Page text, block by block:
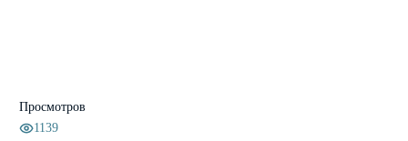
Просмотров
1139